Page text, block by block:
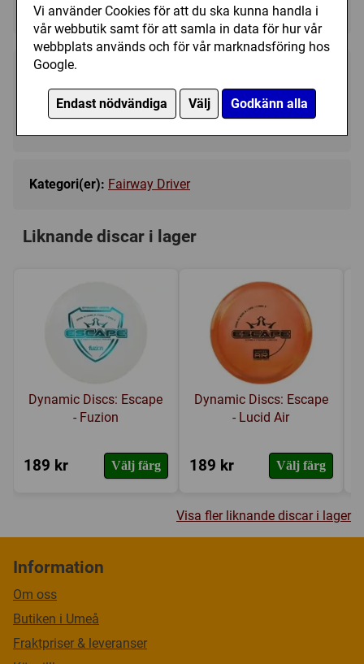
Vi använder Cookies för att du ska kunna handla i
vår webbutik samt för att samla in data för hur vår
webbplats används och för vår marknadsföring hos
Google.
Endast nödvändiga Välj Godkänn alla
249 kr Bevaka
Kategori(er): Fairway Driver
Liknande discar i lager
Dynamic Discs: Escape
- Fuzion
189 kr Välj färg
Dynamic Discs: Escape
- Lucid Air
189 kr Välj färg
Visa fler liknande discar i lager
Information
Om oss
Butiken i Umeå
Fraktpriser & leveranser